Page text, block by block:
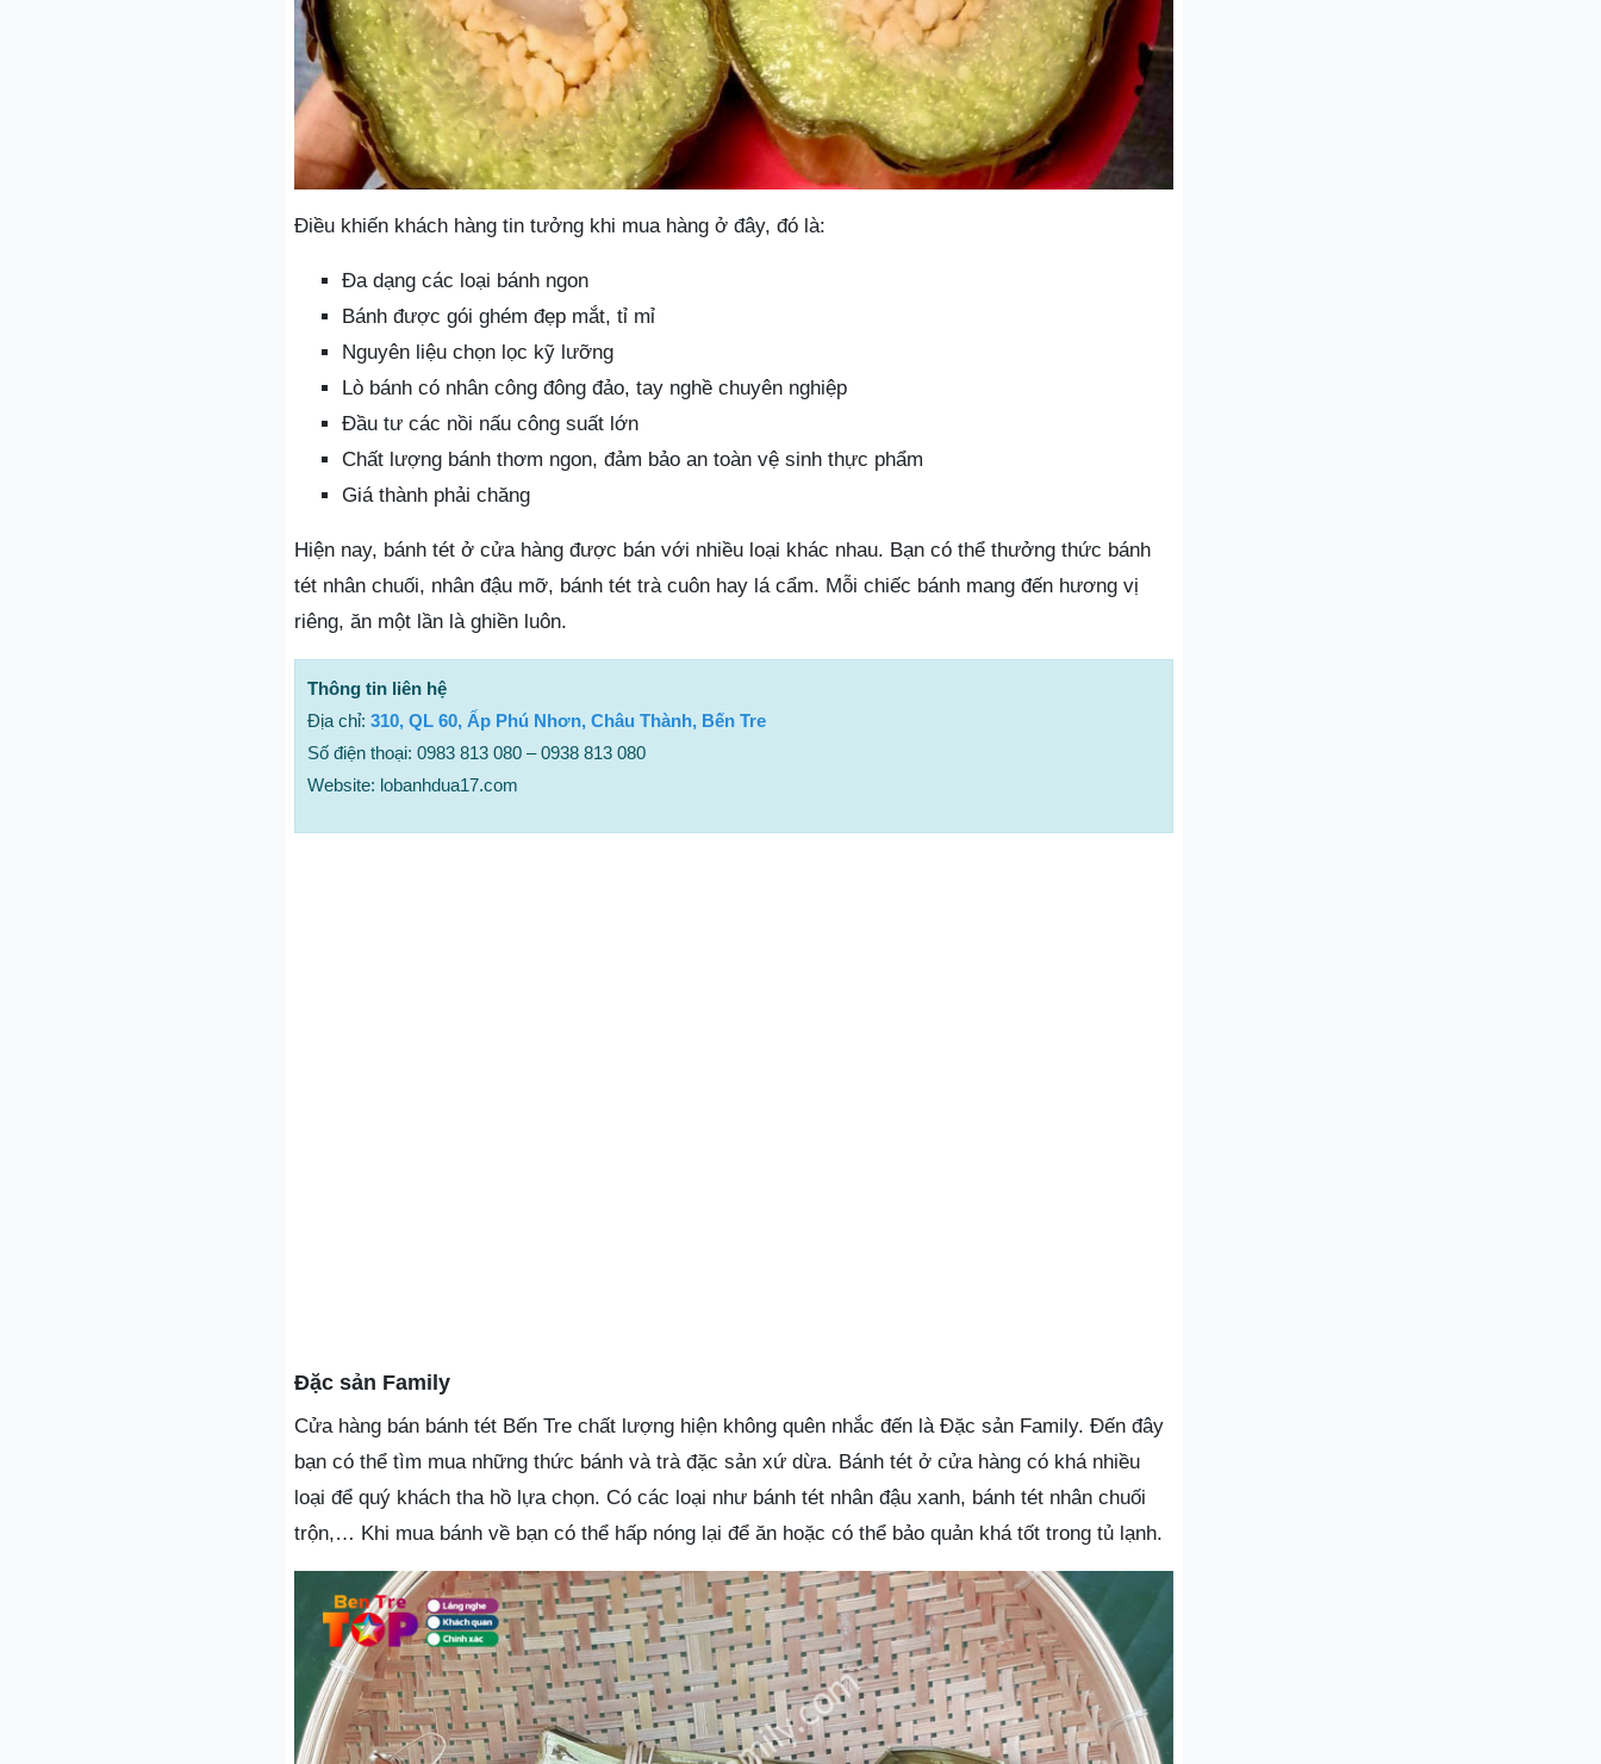
Điều khiến khách hàng tin tưởng khi mua hàng ở đây, đó là:
Đa dạng các loại bánh ngon
Bánh được gói ghém đẹp mắt, tỉ mỉ
Nguyên liệu chọn lọc kỹ lưỡng
Lò bánh có nhân công đông đảo, tay nghề chuyên nghiệp
Đầu tư các nồi nấu công suất lớn
Chất lượng bánh thơm ngon, đảm bảo an toàn vệ sinh thực phẩm
Giá thành phải chăng
Hiện nay, bánh tét ở cửa hàng được bán với nhiều loại khác nhau. Bạn có thể thưởng thức bánh
tét nhân chuối, nhân đậu mỡ, bánh tét trà cuôn hay lá cẩm. Mỗi chiếc bánh mang đến hương vị
riêng, ăn một lần là ghiền luôn.
Thông tin liên hệ
Địa chỉ: 310, QL 60, Ấp Phú Nhơn, Châu Thành, Bến Tre
Số điện thoại: 0983 813 080 – 0938 813 080
Website: lobanhdua17.com
Đặc sản Family
Cửa hàng bán bánh tét Bến Tre chất lượng hiện không quên nhắc đến là Đặc sản Family. Đến đây
bạn có thể tìm mua những thức bánh và trà đặc sản xứ dừa. Bánh tét ở cửa hàng có khá nhiều
loại để quý khách tha hồ lựa chọn. Có các loại như bánh tét nhân đậu xanh, bánh tét nhân chuối
trộn,… Khi mua bánh về bạn có thể hấp nóng lại để ăn hoặc có thể bảo quản khá tốt trong tủ lạnh.